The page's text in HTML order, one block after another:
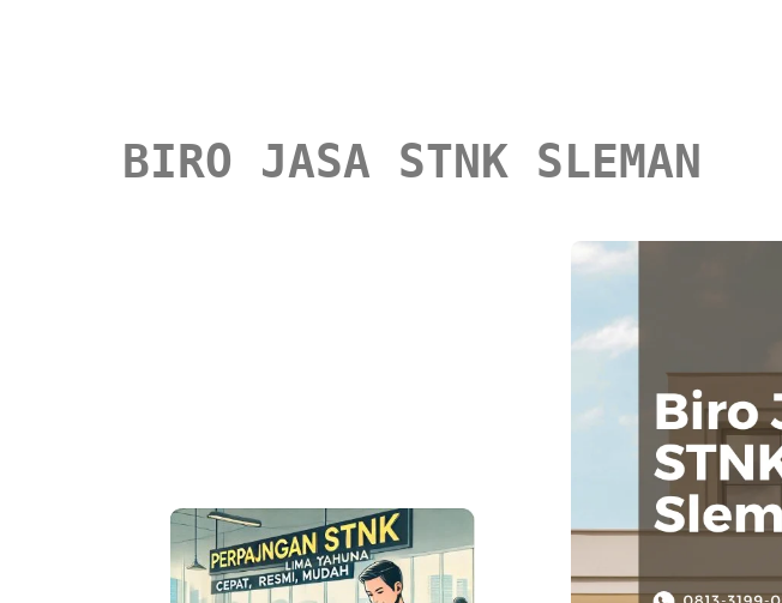
BIRO JASA STNK SLEMAN